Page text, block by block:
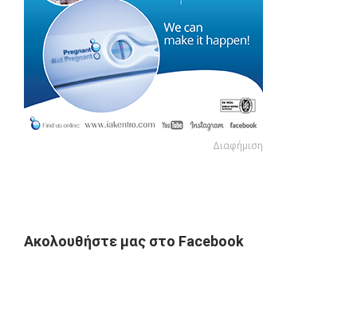
Διαφήμιση
Διαφήμιση
Ακολουθήστε μας στο Facebook